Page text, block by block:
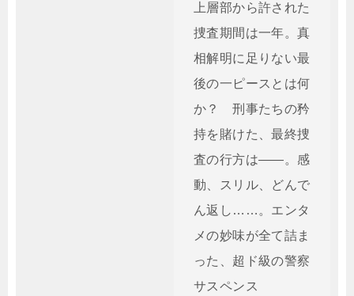
上層部から許された
捜査期間は一年。真
相解明に足りない最
後の一ピースとは何
か？ 刑事たちの矜
持を賭けた、最終捜
査の行方は――。感
動、スリル、どんで
ん返し……。エンタ
メの妙味が全て詰ま
った、超ド級の警察
サスペンス